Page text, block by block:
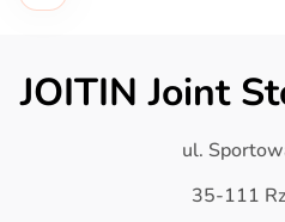
JOITIN Joint
ul.
35-111